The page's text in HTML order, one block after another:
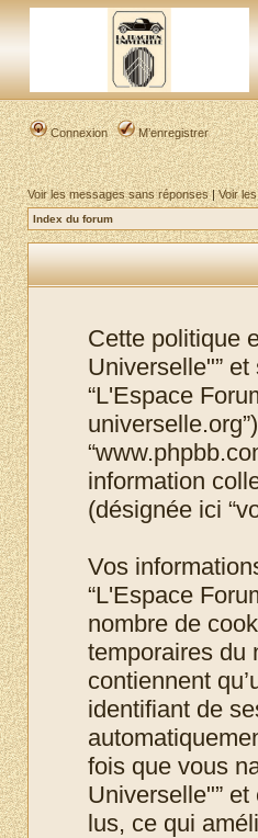
Connexion M’enregistrer
Voir les messages sans réponses|Voir
Index du forum
Cette politique
Universelle"” et
“L'Espace
information
(désignée ici
Vos
“L'Espace
nombre de
temporaires du
contiennent
identifiant de
fois que vous
Universelle"”
lus, ce qui